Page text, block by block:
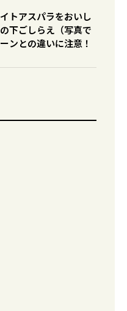
イトアスパラをおいし
下ごしらえ（写真で
ンとの違いに注意！